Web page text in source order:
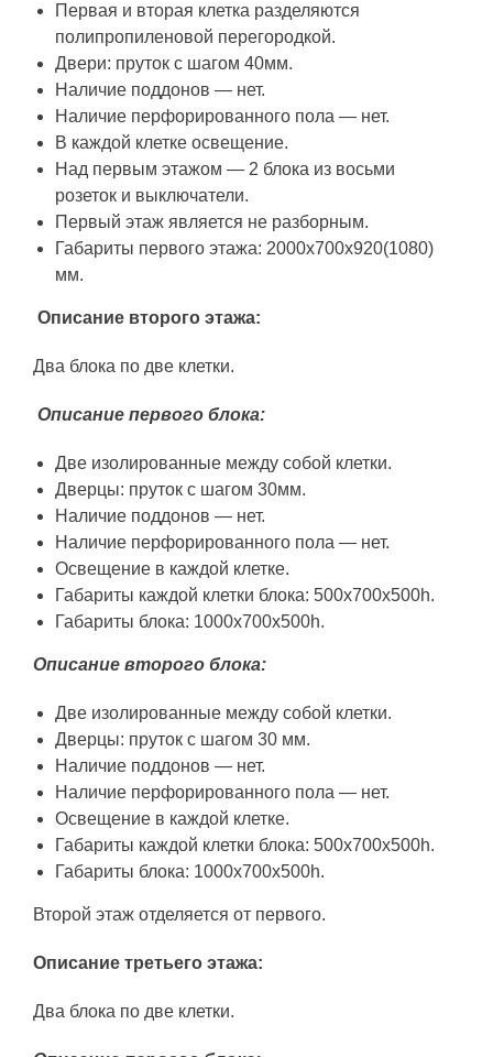
Первая и вторая клетка разделяются
полипропиленовой перегородкой.
Двери: пруток с шагом 40мм.
Наличие поддонов — нет.
Наличие перфорированного пола — нет.
В каждой клетке освещение.
Над первым этажом — 2 блока из восьми
розеток и выключатели.
Первый этаж является не разборным.
Габариты первого этажа: 2000х700х920(1080)
мм.
Описание второго этажа:
Два блока по две клетки.
Описание первого блока:
Две изолированные между собой клетки.
Дверцы: пруток с шагом 30мм.
Наличие поддонов — нет.
Наличие перфорированного пола — нет.
Освещение в каждой клетке.
Габариты каждой клетки блока: 500х700х500h.
Габариты блока: 1000х700х500h.
Описание второго блока:
Две изолированные между собой клетки.
Дверцы: пруток с шагом 30 мм.
Наличие поддонов — нет.
Наличие перфорированного пола — нет.
Освещение в каждой клетке.
Габариты каждой клетки блока: 500х700х500h.
Габариты блока: 1000х700х500h.
Второй этаж отделяется от первого.
Описание третьего этажа:
Два блока по две клетки.